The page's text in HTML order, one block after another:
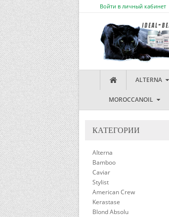
Войти в личный кабинет
ALTERNA
MOROCCANOIL
КАТЕГОРИИ
Alterna
Bamboo
Caviar
Stylist
American Crew
Kerastase
Blond Absolu